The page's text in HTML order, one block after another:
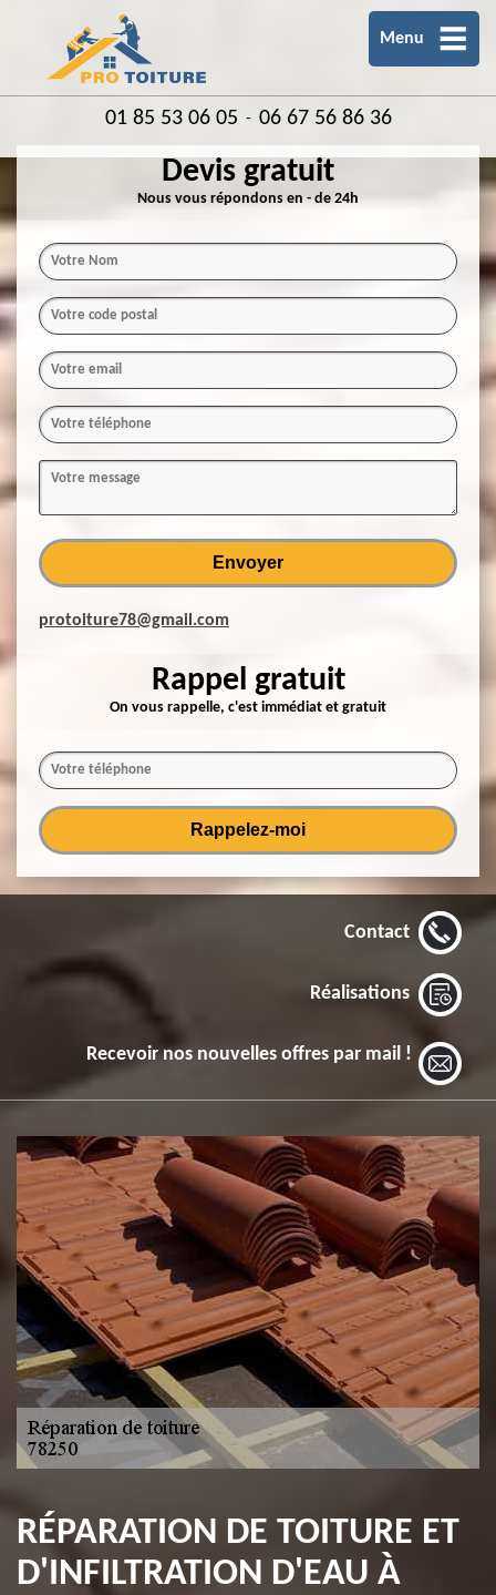
Menu
01 85 53 06 05 - 06 67 56 86 36
Devis gratuit
Nous vous répondons en - de 24h
protoiture78@gmail.com
Rappel gratuit
On vous rappelle, c'est immédiat et gratuit
Contact
Réalisations
Recevoir nos nouvelles offres par mail !
RÉPARATION DE TOITURE ET
D'INFILTRATION D'EAU À